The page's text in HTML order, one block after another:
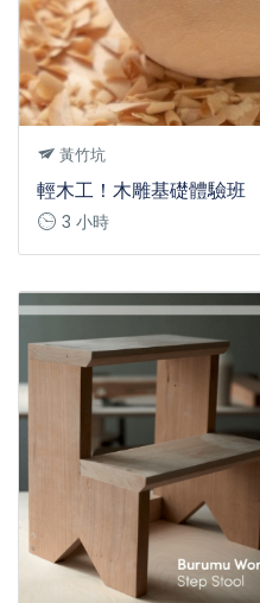
黃竹坑
輕木工！木雕基礎體驗班
3 小時